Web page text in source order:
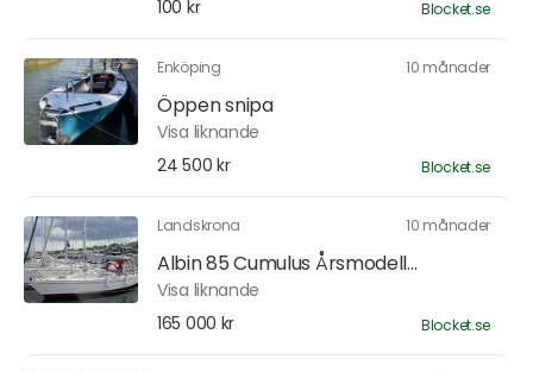
100 kr
Blocket.se
Enköping 10 månader
Öppen snipa
Visa liknande
24 500 kr
Blocket.se
Landskrona 10 månader
Albin 85 Cumulus Årsmodell...
Visa liknande
165 000 kr
Blocket.se